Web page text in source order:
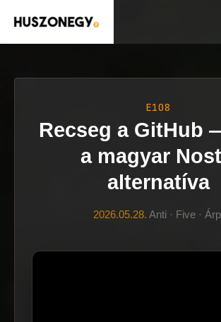
E108
Recseg a GitHub
a magyar
alternatíva
2026.05.28. Anti · Five ·